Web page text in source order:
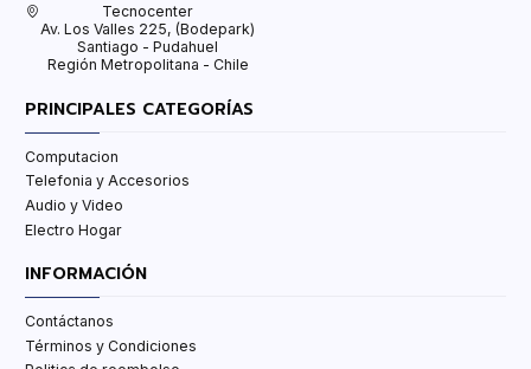
Tecnocenter
Av. Los Valles 225, (Bodepark)
Santiago - Pudahuel
Región Metropolitana - Chile
PRINCIPALES CATEGORÍAS
Computacion
Telefonia y Accesorios
Audio y Video
Electro Hogar
INFORMACIÓN
Contáctanos
Términos y Condiciones